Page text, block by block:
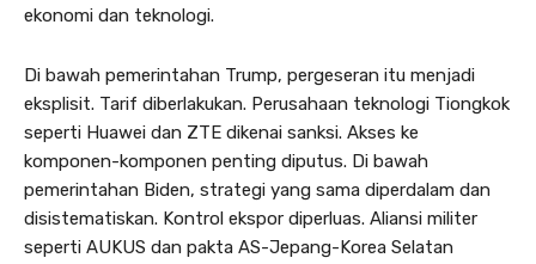
ekonomi dan teknologi.
Di bawah pemerintahan Trump, pergeseran itu menjadi
eksplisit. Tarif diberlakukan. Perusahaan teknologi Tiongkok
seperti Huawei dan ZTE dikenai sanksi. Akses ke
komponen-komponen penting diputus. Di bawah
pemerintahan Biden, strategi yang sama diperdalam dan
disistematiskan. Kontrol ekspor diperluas. Aliansi militer
seperti AUKUS dan pakta AS-Jepang-Korea Selatan